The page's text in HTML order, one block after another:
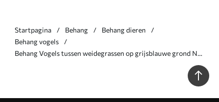
Startpagina Behang
Behang dieren
Behang vogels
Behang Vogels tussen weidegrassen op grijsblauwe grond Nr.